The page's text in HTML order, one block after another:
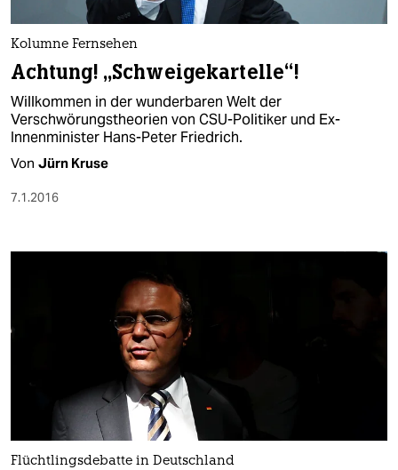
nord
wahrheit
verlag
verlag
veranstaltungen
abo
epaper login
Kolumne Fernsehen
Achtung! „Schweigekartelle“!
Willkommen in der wunderbaren Welt der
Verschwörungstheorien von CSU-Politiker und Ex-
Innenminister Hans-Peter Friedrich.
Von Jürn Kruse
7.1.2016
Flüchtlingsdebatte in Deutschland